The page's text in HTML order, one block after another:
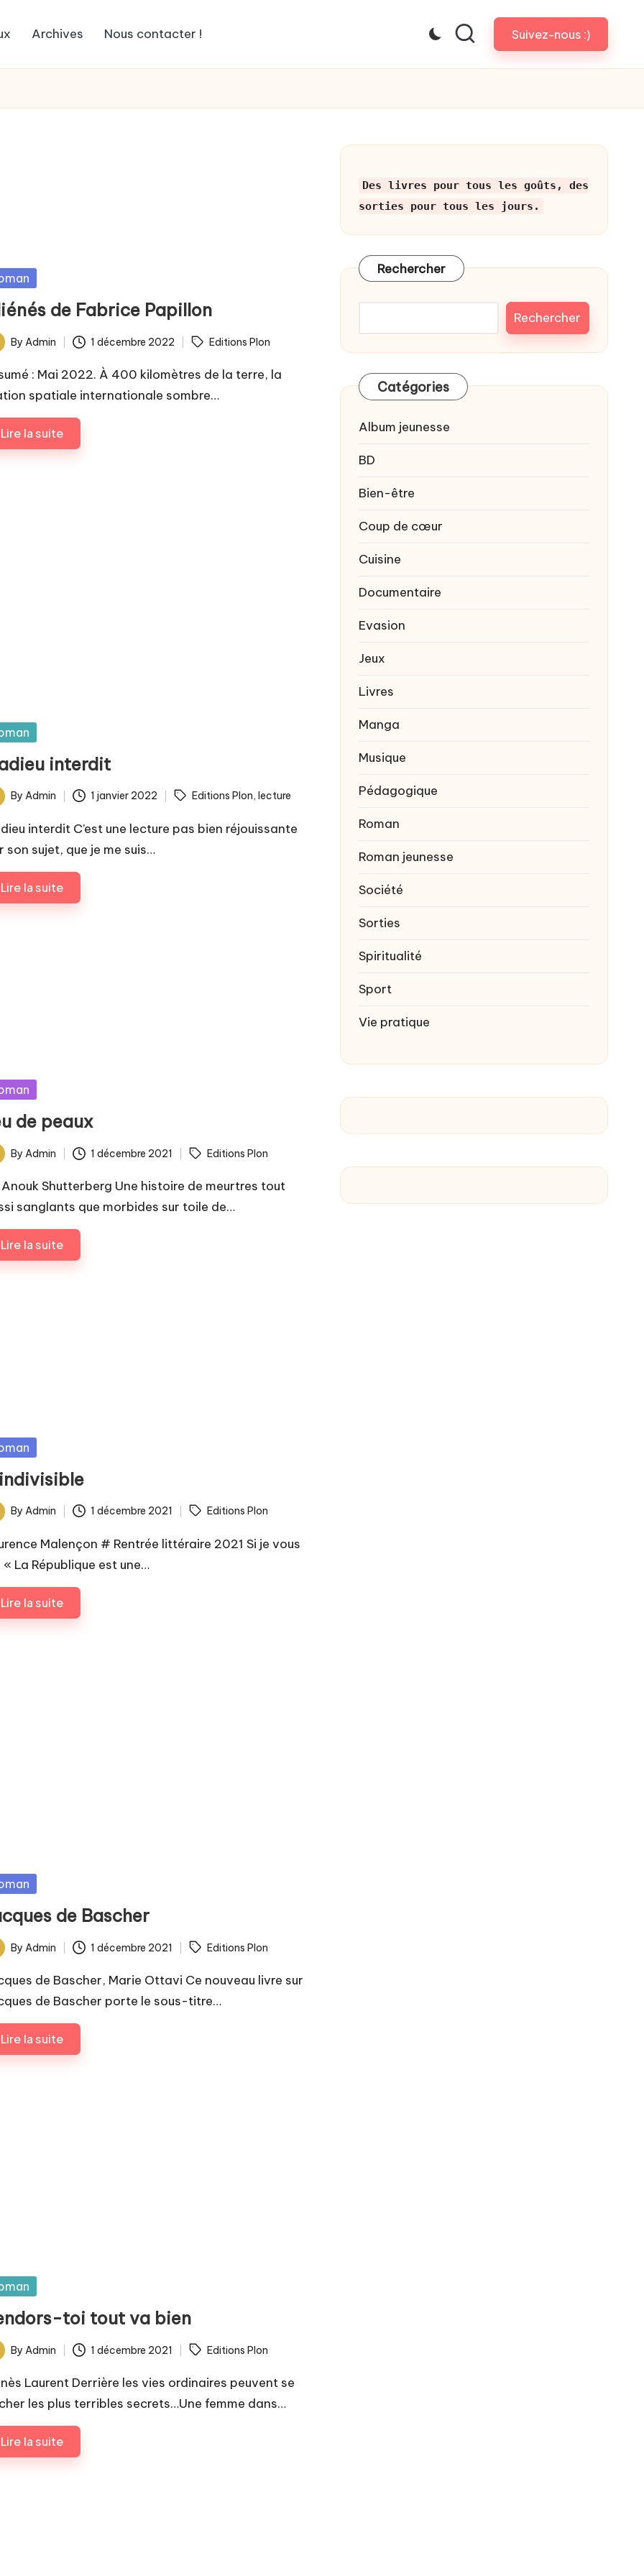
Archives Nous contacter ! Suivez-nous :)
de Fabrice Papillon
By Admin 1 décembre 2022 Editions Plon
: Mai 2022. À 400 kilomètres de la terre, la
spatiale internationale sombre…
Lire la suite
interdit
By Admin 1 janvier 2022 Editions Plon, lecture
interdit C’est une lecture pas bien réjouissante
son sujet, que je me suis…
Lire la suite
de peaux
By Admin 1 décembre 2021 Editions Plon
Shutterberg Une histoire de meurtres tout
sanglants que morbides sur toile de…
Lire la suite
By Admin 1 décembre 2021 Editions Plon
Malençon # Rentrée littéraire 2021 Si je vous
« La République est une…
Lire la suite
de Bascher
By Admin 1 décembre 2021 Editions Plon
de Bascher, Marie Ottavi Ce nouveau livre sur
de Bascher porte le sous-titre…
Lire la suite
toi tout va bien
By Admin 1 décembre 2021 Editions Plon
Laurent Derrière les vies ordinaires peuvent se
les plus terribles secrets…Une femme dans…
Lire la suite
Des livres pour tous les goûts, des
sorties pour tous les jours.
Rechercher
Rechercher
Catégories
Album jeunesse
BD
Bien-être
Coup de cœur
Cuisine
Documentaire
Evasion
Jeux
Livres
Manga
Musique
Pédagogique
Roman
Roman jeunesse
Société
Sorties
Spiritualité
Sport
Vie pratique